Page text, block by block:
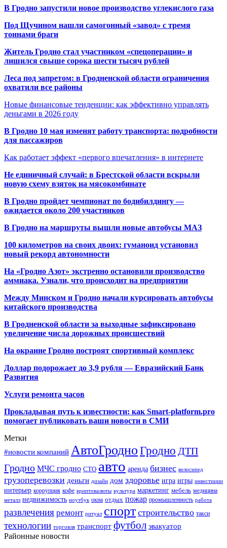
В Гродно запустили новое производство углекислого газа
Под Щучином нашли самогонный «завод» с тремя
тоннами браги
Житель Гродно стал участником «спецоперации» и
лишился свыше сорока шести тысяч рублей
Леса под запретом: в Гродненской области ограничения
охватили все районы
Новые финансовые тенденции: как эффективно управлять
деньгами в 2026 году
В Гродно 10 мая изменят работу транспорта: подробности
для пассажиров
Как работает эффект «первого впечатления» в интернете
Не единичный случай: в Брестской области вскрыли
новую схему взяток на мясокомбинате
В Гродно пройдет чемпионат по бодибилдингу —
ожидается около 200 участников
В Гродно на маршруты вышли новые автобусы МАЗ
100 километров на своих двоих: гуманоид установил
новый рекорд автономности
На «Гродно Азот» экстренно остановили производство
аммиака. Узнали, что происходит на предприятии
Между Минском и Гродно начали курсировать автобусы
китайского производства
В Гродненской области за выходные зафиксировано
увеличение числа дорожных происшествий
На окраине Гродно построят спортивный комплекс
Доллар подорожает до 3,9 рубля — Евразийский Банк
Развития
Услуги ремонта часов
Прокладывая путь к известности: как Smart-platform.pro
помогает публиковать ваши новости в СМИ
Метки
#новости компаний АвтоГродноГродно ДТП
Гродно МЧС гродно СТО авто аренда бизнес велосипед
грузоперевозки деньги дизайн дом здоровье игра игры инвестиции
интерьер коррупция кофе криптовалюты культура маркетинг мебель медицина
металл недвижимость ноутбук окна отдых пожар промышленность работа
развлечения ремонт ритуал спорт строительство такси
технологии торговля транспорт футбол эвакуатор
Районные новости